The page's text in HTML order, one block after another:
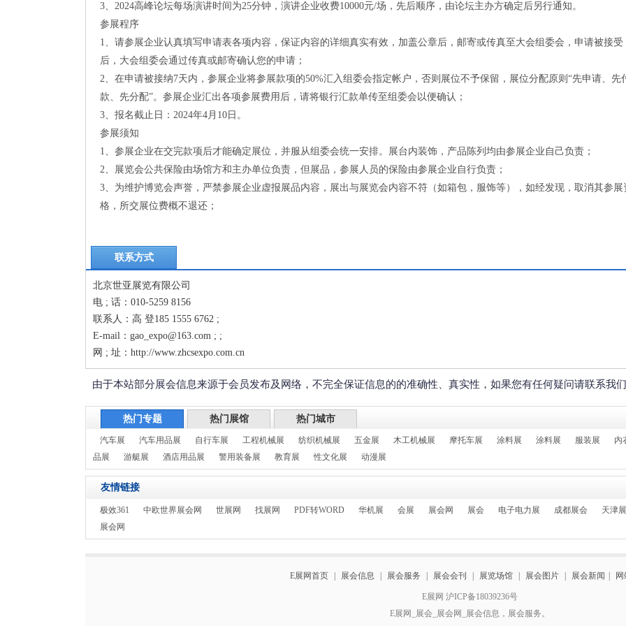
3、2024高峰论坛每场演讲时间为25分钟，演讲企业收费10000元/场，先后顺序，由论坛主办方确定后另行通知。
参展程序
1、请参展企业认真填写申请表各项内容，保证内容的详细真实有效，加盖公章后，邮寄或传真至大会组委会，申请被接受
后，大会组委会通过传真或邮寄确认您的申请；
2、在申请被接纳7天内，参展企业将参展款项的50%汇入组委会指定帐户，否则展位不予保留，展位分配原则“先申请、先
款、先分配”。参展企业汇出各项参展费用后，请将银行汇款单传至组委会以便确认；
3、报名截止日：2024年4月10日。
参展须知
1、参展企业在交完款项后才能确定展位，并服从组委会统一安排。展台内装饰，产品陈列均由参展企业自己负责；
2、展览会公共保险由场馆方和主办单位负责，但展品，参展人员的保险由参展企业自行负责；
3、为维护博览会声誉，严禁参展企业虚报展品内容，展出与展览会内容不符（如箱包，服饰等），如经发现，取消其参展
格，所交展位费概不退还；
联系方式
北京世亚展览有限公司
电 ; 话：010-5259 8156
联系人：高 登185 1555 6762 ;
E-mail：gao_expo@163.com ; ;
网 ; 址：http://www.zhcsexpo.com.cn
由于本站部分展会信息来源于会员发布及网络，不完全保证信息的的准确性、真实性，如果您有任何疑问请联系我
热门专题 热门展馆 热门城市
汽车展 汽车用品展 自行车展 工程机械展 纺织机械展 五金展 木工机械展 摩托车展 涂料展 涂料展 服装展
内
品展
游艇展 酒店用品展 警用装备展 教育展 性文化展 动漫展
友情链接
极效361 中欧世界展会网 世展网 找展网 PDF转WORD 华机展 会展 展会网 展会 电子电力展 成都展会
天津
展会网
E展网首页 展会信息 展会服务 展会会刊 展览场馆 展会图片 展会新闻
E展网 沪ICP备18039236号
E展网_展会_展会网_展会信息，展会服务。